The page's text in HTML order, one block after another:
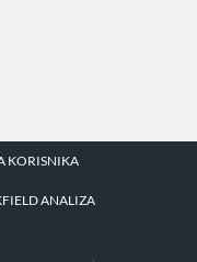
KORISNIKA
ANALIZA